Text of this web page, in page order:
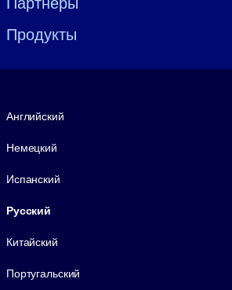
Продукты
Английский
Немецкий
Испанский
Русский
Китайский
Португальский